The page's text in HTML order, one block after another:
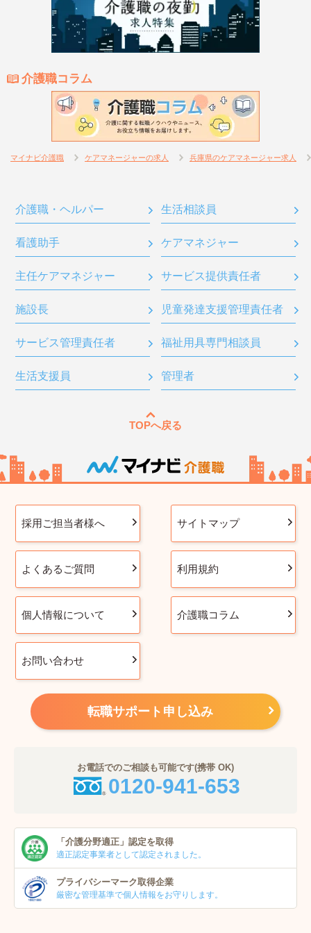
介護職コラム
マイナビ介護職 ケアマネージャーの求人 兵庫県のケアマネージャー求人
介護職・ヘルパー 生活相談員
看護助手 ケアマネジャー
主任ケアマネジャー サービス提供責任者
施設長 児童発達支援管理責任者
サービス管理責任者 福祉用具専門相談員
生活支援員 管理者
TOPへ戻る
採用ご担当者様へ サイトマップ
よくあるご質問 利用規約
個人情報について 介護職コラム
お問い合わせ
転職サポート申し込み
お電話でのご相談も可能です(携帯 OK)
0120-941-653
「介護分野適正」 認定を取得
適正認定事業者として認定されました。
プライバシーマーク取得企業
厳密な管理基準で個人情報をお守りします。